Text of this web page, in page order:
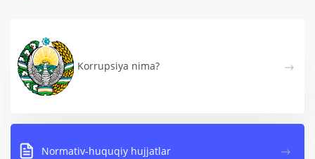
Korrupsiya nima?
Normativ-huquqiy hujjatlar